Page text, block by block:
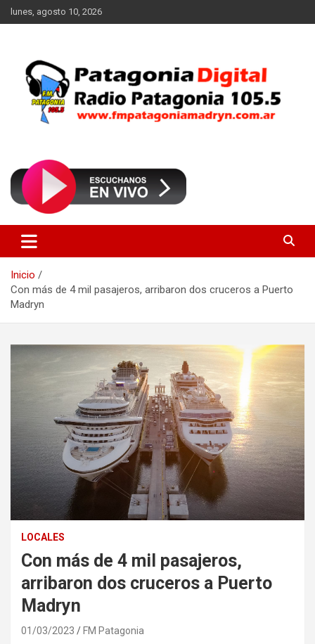
Saltar
al
lunes, agosto 10, 2026
FM Patagonia Madryn
Inicio
Con más de 4 mil pasajeros, arribaron dos cruceros a Puerto
Madryn
LOCALES
Con más de 4 mil pasajeros,
arribaron dos cruceros a Puerto
Madryn
01/03/2023 FM Patagonia